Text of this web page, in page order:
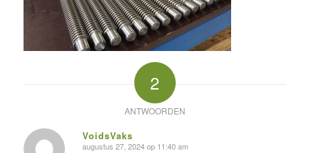
2
ANTWOORDEN
VoidsVaks
augustus 27, 2024 op 11:40 am